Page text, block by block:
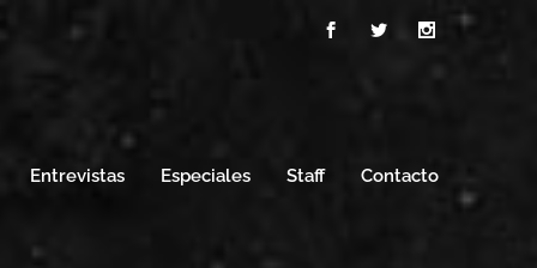
Entrevistas Especiales Staff Contacto